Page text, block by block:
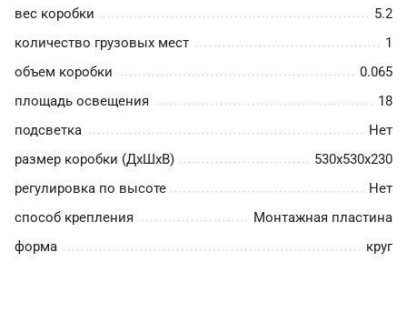
вес коробки
5.2
количество грузовых мест
1
объем коробки
0.065
площадь освещения
18
подсветка
Нет
размер коробки (ДхШхВ)
530х530х230
регулировка по высоте
Нет
способ крепления
Монтажная пластина
форма
круг